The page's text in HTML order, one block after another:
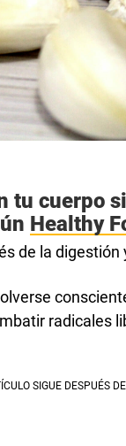
tu cuerpo
Healthy
de la
radicales